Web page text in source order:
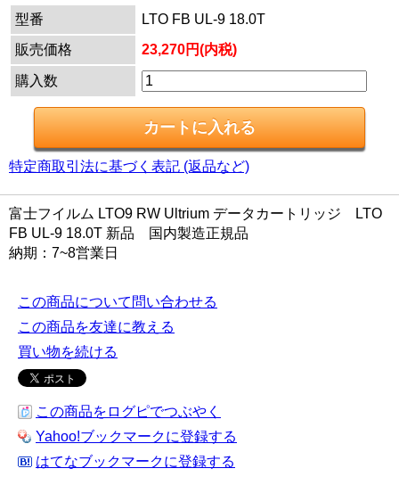
型番
LTO FB UL-9 18.0T
販売価格
23,270円(内税)
購入数
特定商取引法に基づく表記 (返品など)
富士フイルム LTO9 RW Ultrium データカートリッジ LTO
FB UL-9 18.0T 新品 国内製造正規品
納期：7~8営業日
この商品について問い合わせる
この商品を友達に教える
買い物を続ける
この商品をログピでつぶやく
Yahoo!ブックマークに登録する
はてなブックマークに登録する